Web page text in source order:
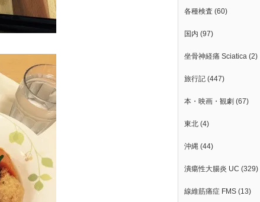
各種検査 (60)
国内 (97)
坐骨神経痛 Sciatica (2)
旅行記 (447)
本・映画・観劇 (67)
東北 (4)
沖縄 (44)
潰瘍性大腸炎 UC (329)
線維筋痛症 FMS (13)